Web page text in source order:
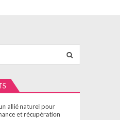
allié naturel pour
et récupération